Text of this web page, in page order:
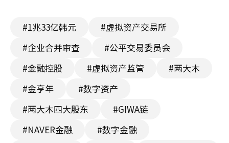
#1兆33亿韩元
#虚拟资产交易所
#企业合并审查
#公平交易委员会
#金融控股
#虚拟资产监管
#两大木
#金亨年
#数字资产
#两大木四大股东
#GIWA链
#NAVER金融
#数字金融